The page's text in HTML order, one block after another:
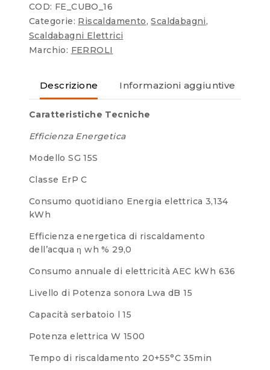
COD: FE_CUBO_16
Categorie: Riscaldamento,Scaldabagni,
Scaldabagni Elettrici
Marchio: FERROLI
Descrizione Informazioni aggiuntive
Caratteristiche Tecniche
Efficienza Energetica
Modello SG 15S
Classe ErP C
Consumo quotidiano Energia elettrica 3,134
kWh
Efficienza energetica di riscaldamento
dell’acqua η wh % 29,0
Consumo annuale di elettricità AEC kWh 636
Livello di Potenza sonora Lwa dB 15
Capacità serbatoio l 15
Potenza elettrica W 1500
Tempo di riscaldamento 20+55°C 35min